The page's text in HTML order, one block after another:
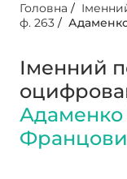
Головна /
ф. 263 /
Іменний
Адаменко